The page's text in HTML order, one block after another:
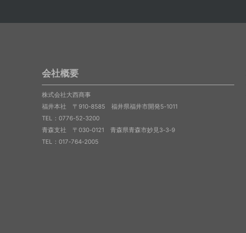
会社概要
株式会社大西商事
福井本社 〒910-8585 福井県福井市開発5-1011
TEL：0776-52-3200
青森支社 〒030-0121 青森県青森市妙見3-3-9
TEL：017-764-2005